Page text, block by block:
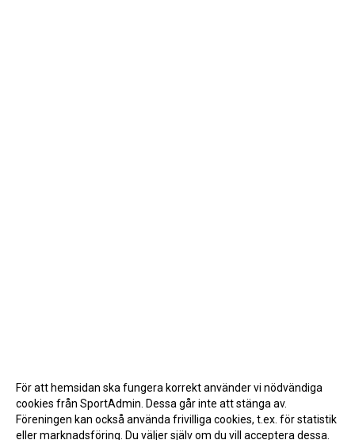
För att hemsidan ska fungera korrekt använder vi nödvändiga
cookies från SportAdmin. Dessa går inte att stänga av.
Föreningen kan också använda frivilliga cookies, t.ex. för statistik
eller marknadsföring. Du väljer själv om du vill acceptera dessa.